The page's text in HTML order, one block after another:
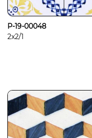
P-19-00048
2x2/1